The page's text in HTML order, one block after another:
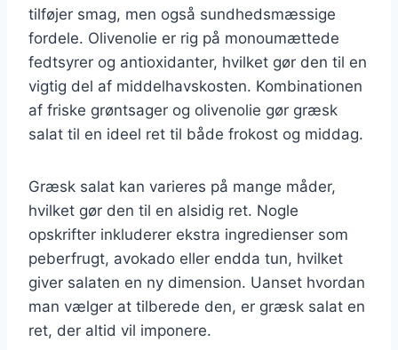
tilføjer smag, men også sundhedsmæssige
fordele. Olivenolie er rig på monoumættede
fedtsyrer og antioxidanter, hvilket gør den til en
vigtig del af middelhavskosten. Kombinationen
af friske grøntsager og olivenolie gør græsk
salat til en ideel ret til både frokost og middag.
Græsk salat kan varieres på mange måder,
hvilket gør den til en alsidig ret. Nogle
opskrifter inkluderer ekstra ingredienser som
peberfrugt, avokado eller endda tun, hvilket
giver salaten en ny dimension. Uanset hvordan
man vælger at tilberede den, er græsk salat en
ret, der altid vil imponere.